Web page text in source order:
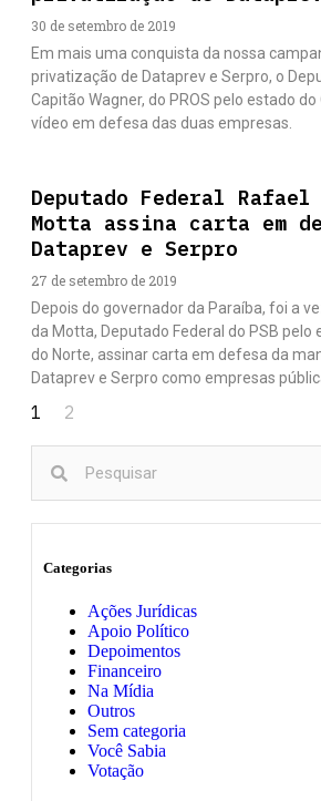
30 de setembro de 2019
Em mais uma conquista da nossa
privatização de Dataprev e Serpro, o
Capitão Wagner, do PROS pelo estado
vídeo em defesa das duas empresas.
Deputado Federal Rafael
Motta assina carta em
Dataprev e Serpro
27 de setembro de 2019
Depois do governador da Paraíba, foi a
da Motta, Deputado Federal do PSB pelo
do Norte, assinar carta em defesa da
Dataprev e Serpro como empresas
1 2
Categorias
Ações Jurídicas
Apoio Político
Depoimentos
Financeiro
Na Mídia
Outros
Sem categoria
Você Sabia
Votação